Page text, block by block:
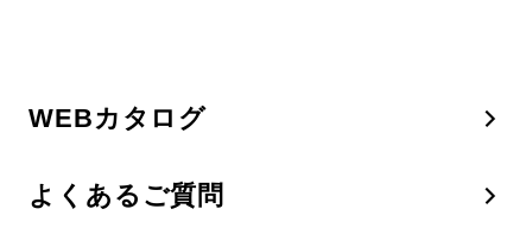
WEBカタログ
よくあるご質問